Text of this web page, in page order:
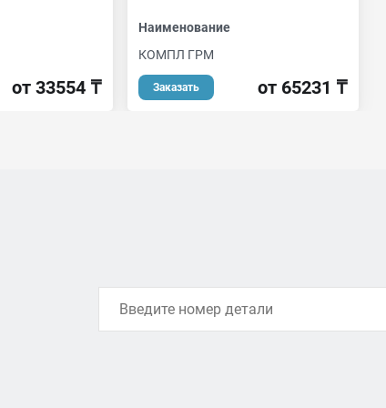
от 33554 ₸
Наименование
КОМПЛ ГРМ
Заказать от 65231 ₸